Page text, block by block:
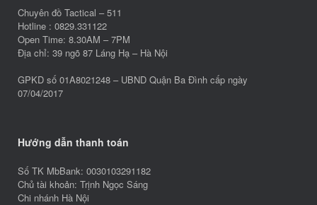
Chuyên đồ Tactical – 511
Hotline : 0829.331122
Open Time: 8.30AM – 7PM
Địa chỉ: 39 ngõ 87 Láng Hạ – Hà Nội
GPKD số 01A8021248 – UBND Quận Ba Đình cấp ngày
07/04/2017
Hướng dẫn thanh toán
Số TK MbBank: 0030103291182
Chủ tài khoản: Trịnh Ngọc Sáng
Chi nhánh Hà Nội